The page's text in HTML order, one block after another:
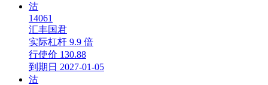
沽
14061
汇丰国君
实际杠杆 9.9 倍
行使价 130.88
到期日 2027-01-05
沽